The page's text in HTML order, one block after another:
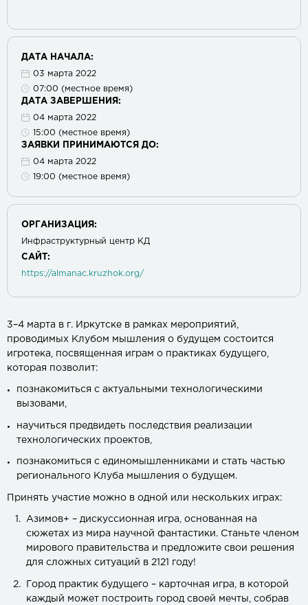
ДАТА НАЧАЛА:
03 марта 2022
07:00 (местное время)
ДАТА ЗАВЕРШЕНИЯ:
04 марта 2022
15:00 (местное время)
ЗАЯВКИ ПРИНИМАЮТСЯ ДО:
04 марта 2022
19:00 (местное время)
ОРГАНИЗАЦИЯ:
Инфраструктурный центр КД
САЙТ:
https://almanac.kruzhok.org/
3–4 марта в г. Иркутске в рамках мероприятий,
проводимых Клубом мышления о будущем состоится
игротека, посвященная играм о практиках будущего,
которая позволит:
познакомиться с актуальными технологическими
вызовами,
научиться предвидеть последствия реализации
технологических проектов,
познакомиться с единомышленниками и стать частью
регионального Клуба мышления о будущем.
Принять участие можно в одной или нескольких играх:
Азимов+ – дискуссионная игра, основанная на
сюжетах из мира научной фантастики. Станьте членом
мирового правительства и предложите свои решения
для сложных ситуаций в 2121 году!
Город практик будущего – карточная игра, в которой
каждый может построить город своей мечты, собрав